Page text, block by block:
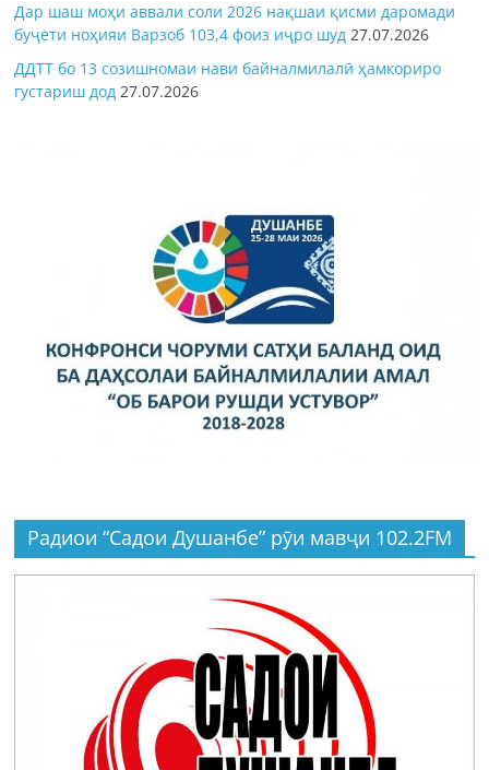
Дар шаш моҳи аввали соли 2026 нақшаи қисми даромади
буҷети ноҳияи Варзоб 103,4 фоиз иҷро шуд 27.07.2026
ДДТТ бо 13 созишномаи нави байналмилалӣ ҳамкориро
густариш дод 27.07.2026
Радиои “Садои Душанбе” рӯи мавҷи 102.2FM